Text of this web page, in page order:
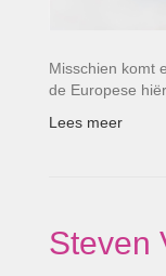
Misschien komt
de Europese
Lees meer
Steven